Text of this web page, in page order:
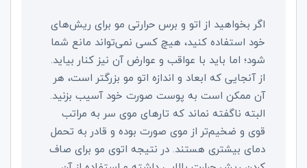
اگر بخواهید از اتو و برس حرارتی مو برای ریش‌های
خود استفاده کنید، هیچ کسی نمی‌تواند مانع شما
شود؛ اما باید با عواقب و عوارض آن نیز کنار بیاید.
از آنجایی که ابعاد و اندازه اتو مو بزرگتر است، هر
آن ممکن است به پوست صورت خود آسیب بزنید.
البته ناگفته نماند که تارهای موی سر به مراتب
قوی و ضخیم‌تر از موی صورت بوده و قادر به تحمل
دمای بیشتری هستند. در نتیجه اتوی مو برای صاف